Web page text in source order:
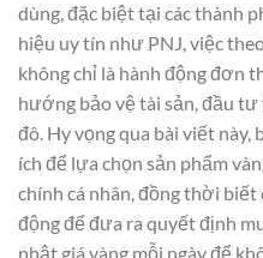
dùng, đặc biệt tại các thành
hiệu uy tín như PNJ, việc
không chỉ là hành động đơn
hướng bảo vệ tài sản, đầu
đô. Hy vọng qua bài viết
ích để lựa chọn sản phẩm
chính cá nhân, đồng thời biết
động để đưa ra quyết định
nhật giá vàng mỗi ngày để